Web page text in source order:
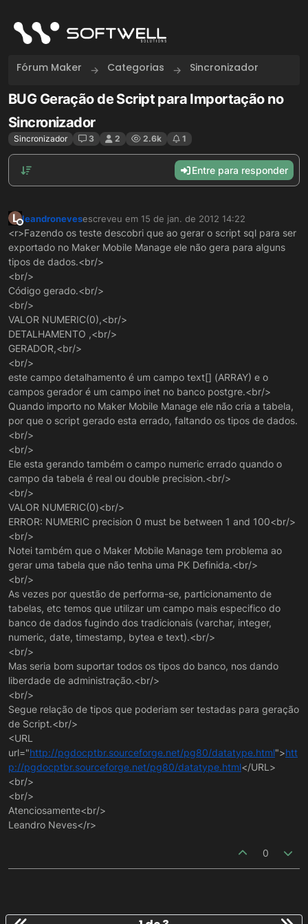
Fórum Maker Categorias Sincronizador
BUG Geração de Script para Importação no
Sincronizador
Sincronizador 3 2 2.6k 1
Entre para responder
L
Offline
leandronevesescreveu em 15 de jan. de 2012 14:22
última edição por
<r>Fazendo os teste descobri que ao gerar o script sql para ser
exportado no Maker Mobile Manage ele não gera para alguns
tipos de dados.<br/>
<br/>
Código gerado.<br/>
<br/>
VALOR NUMERIC(0),<br/>
DETALHAMENTO ,<br/>
GERADOR,<br/>
<br/>
este campo detalhamento é um campo text[] (ARRAY) e o
campos gerador é um campo inet no banco postgre.<br/>
Quando importo no Maker Mobile Manage ele não cria a tabela,
por que o script gerado esta errado, faltando os tipos de dados.
<br/>
<br/>
Ele esta gerando também o campo numeric errado quando o
campo da tabela é real ou double precision.<br/>
<br/>
VALOR NUMERIC(0)<br/>
ERROR: NUMERIC precision 0 must be between 1 and 100<br/>
<br/>
Notei também que o Maker Mobile Manage tem problema ao
gerar uma tabela que não tenha uma PK Definida.<br/>
<br/>
As vezes por questão de performa-se, particionamento de
tabelas, etc temos que utilizar um campo mais especifico do
banco de dados fugindo dos tradicionais (varchar, integer,
numeric, date, timestamp, bytea e text).<br/>
<br/>
Mas seria bom suportar todos os tipos do banco, nos dando
liberdade de administração.<br/>
<br/>
Segue relação de tipos que poderiam ser testadas para geração
de Script.<br/>
<URL
url="http://pgdocptbr.sourceforge.net/pg80/datatype.html">htt
p://pgdocptbr.sourceforge.net/pg80/datatype.html</URL>
<br/>
<br/>
Atenciosamente<br/>
Leandro Neves</r>
0